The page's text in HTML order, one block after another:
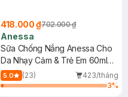
418.000 ₫702.000 ₫
Anessa
Sữa Chống Nắng Anessa Cho
Da Nhạy Cảm & Trẻ Em 60ml
(Mới)
5.0 (23)
423/tháng
3%